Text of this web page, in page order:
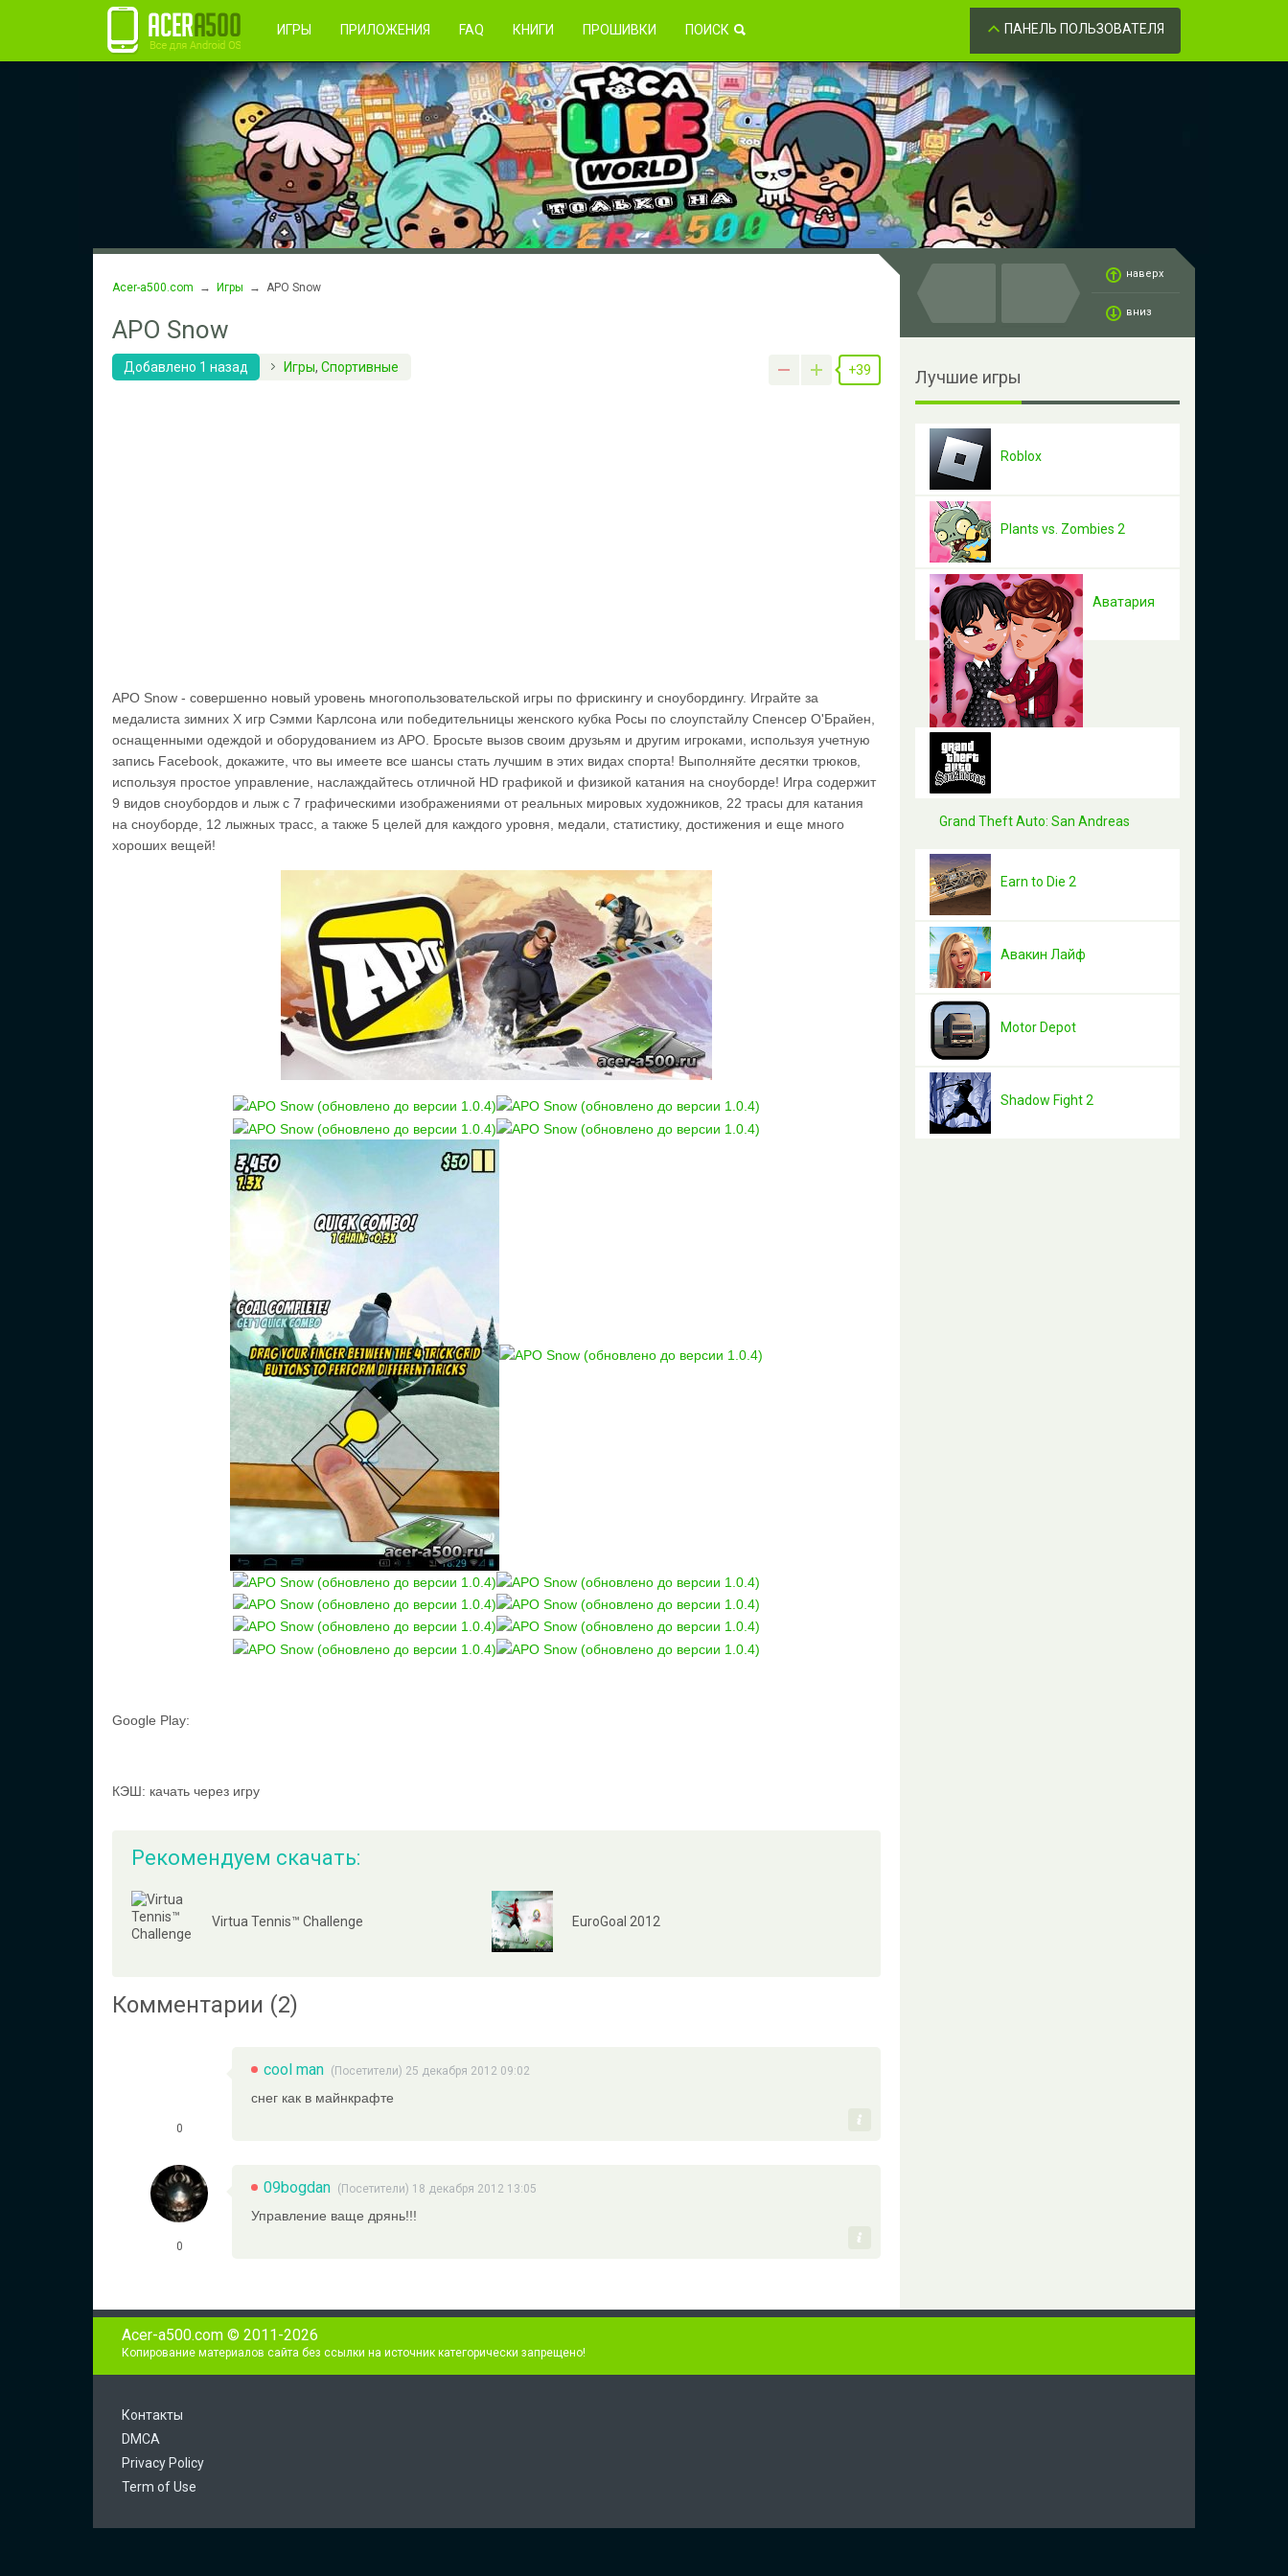
Регистрация Правила пользования Возникли проблемы? Забыли пароль?
ПАНЕЛЬ ПОЛЬЗОВАТЕЛЯ
ИГРЫ ПРИЛОЖЕНИЯ FAQ КНИГИ ПРОШИВКИ ПОИСК
Acer-a500.com → Игры → APO Snow
APO Snow
Добавлено 1 назад Игры, Спортивные +39
APO Snow - совершенно новый уровень многопользовательской игры по фрискингу и сноубордингу. Играйте за
медалиста зимних X игр Сэмми Карлсона или победительницы женского кубка Росы по слоупстайлу Спенсер О'Брайен,
оснащенными одеждой и оборудованием из APO. Бросьте вызов своим друзьям и другим игроками, используя учетную
запись Facebook, докажите, что вы имеете все шансы стать лучшим в этих видах спорта! Выполняйте десятки трюков,
используя простое управление, наслаждайтесь отличной HD графикой и физикой катания на сноуборде! Игра содержит
9 видов сноубордов и лыж с 7 графическими изображениями от реальных мировых художников, 22 трасы для катания
на сноуборде, 12 лыжных трасс, а также 5 целей для каждого уровня, медали, статистику, достижения и еще много
хороших вещей!
Google Play:
КЭШ: качать через игру
Рекомендуем скачать:
Virtua Tennis™ Challenge EuroGoal 2012
Комментарии (2)
0
cool man (Посетители) 25 декабря 2012 09:02
снег как в майнкрафте
0
09bogdan (Посетители) 18 декабря 2012 13:05
Управление ваще дрянь!!!
наверх
вниз
Лучшие игры
Roblox
Plants vs. Zombies 2
Аватария
Grand Theft Auto: San Andreas
Earn to Die 2
Авакин Лайф
Motor Depot
Shadow Fight 2
Acer-a500.com © 2011-2026
Копирование материалов сайта без ссылки на источник категорически запрещено!
Контакты
DMCA
Privacy Policy
Term of Use